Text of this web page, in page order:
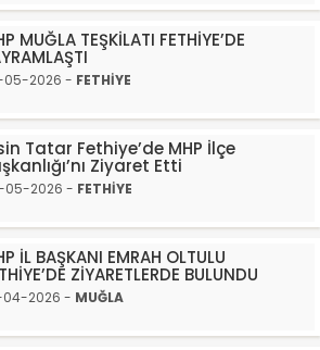
MUĞLA TEŞKİLATI FETHİYE’DE
05-2026 - FETHİYE
Tatar Fethiye’de MHP İlçe
Ziyaret Etti
05-2026 - FETHİYE
İL BAŞKANI EMRAH OLTULU
ZİYARETLERDE BULUNDU
04-2026 - MUĞLA